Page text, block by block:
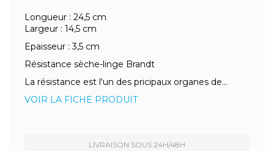
Longueur : 24,5 cm
Largeur : 14,5 cm
Epaisseur : 3,5 cm
Résistance sèche-linge Brandt
La résistance est l'un des pricipaux organes de...
VOIR LA FICHE PRODUIT
LIVRAISON SOUS 24H/48H